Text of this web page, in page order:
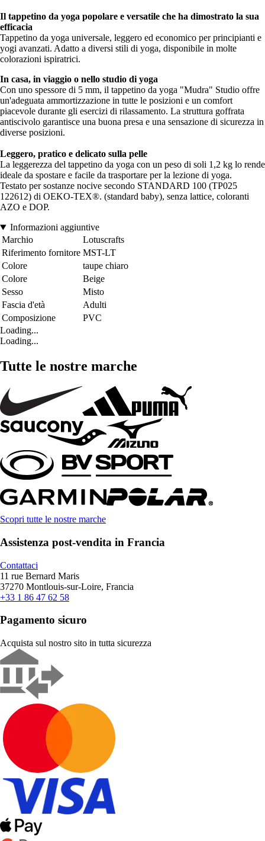
Il tappetino da yoga popolare e versatile che ha dimostrato la sua
efficacia
Tappetino da yoga universale, leggero ed economico per principianti e
yogi avanzati. Adatto a diversi stili di yoga, disponibile in molte
colorazioni ispiratrici.
In casa, in viaggio o nello studio di yoga
Con uno spessore di 5 mm, il tappetino da yoga "Mudra" Studio offre
un'adeguata ammortizzazione in tutte le posizioni e un comfort
piacevole durante gli esercizi di rilassamento. La struttura goffrata
antiscivolo garantisce una buona presa e una sensazione di sicurezza in
diverse posizioni.
Leggero, pratico e delicato sulla pelle
La leggerezza del tappetino da yoga con un peso di soli 1,2 kg lo rende
ideale da spostare e facile da trasportare per la lezione di yoga.
Testato per sostanze nocive secondo STANDARD 100 (TP025
122612) di OEKO-TEX®. (standard baby), senza lattice, coloranti
AZO e DOP.
Informazioni aggiuntive
Marchio
Lotuscrafts
Riferimento fornitore MST-LT
Colore
taupe chiaro
Colore
Beige
Sesso
Misto
Fascia d'età
Adulti
Composizione
PVC
Loading...
Loading...
Tutte le nostre marche
Scopri tutte le nostre marche
Assistenza post-vendita in Francia
Contattaci
11 rue Bernard Maris
37270 Montlouis-sur-Loire, Francia
+33 1 86 47 62 58
Pagamento sicuro
Acquista sul nostro sito in tutta sicurezza